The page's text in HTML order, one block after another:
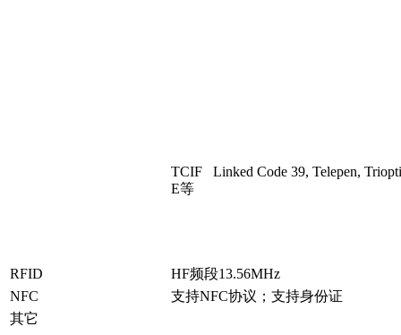
TCIF Linked Code 39, Telepen,
E等
RFID
HF频段13.56MHz
NFC
支持NFC协议；支持身份证
其它